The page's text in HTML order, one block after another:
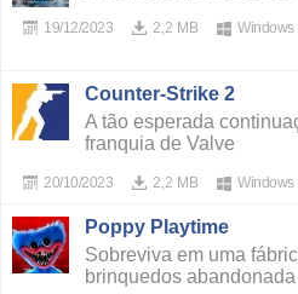
2,2 MB
19/12/2023 Windows
Counter-Strike 2
A tão esperada
franquia de Valve
2,2 MB
20/10/2023 Windows
Poppy Playtime
Sobreviva em uma
brinquedos abandonada